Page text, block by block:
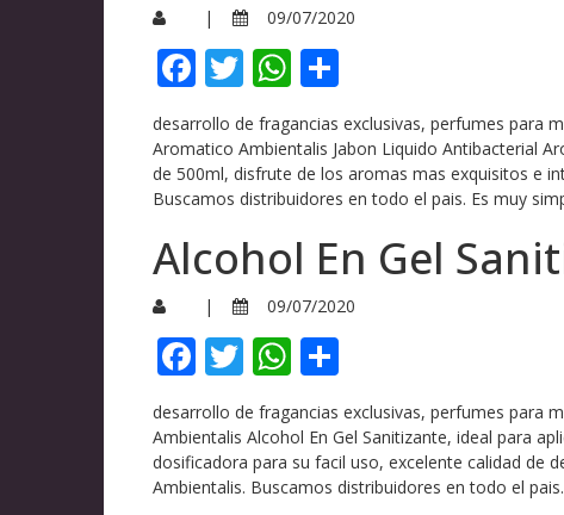
| 09/07/2020
Facebook
TwitterWhatsApp
desarrollo de fragancias exclusivas, perfumes para
Aromatico Ambientalis Jabon Liquido Antibacterial
de 500ml, disfrute de los aromas mas exquisitos e
Buscamos distribuidores en todo el pais. Es muy
Alcohol En Gel
| 09/07/2020
Facebook
TwitterWhatsApp
desarrollo de fragancias exclusivas, perfumes para
Ambientalis Alcohol En Gel Sanitizante, ideal para
dosificadora para su facil uso, excelente calidad de
Ambientalis. Buscamos distribuidores en todo el